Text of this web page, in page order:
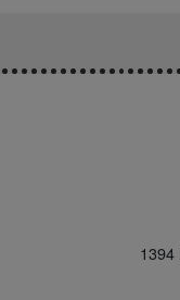
1394